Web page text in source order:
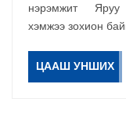
нэрэмжит
хэмжээ зохион
ЦААШ УНШИХ